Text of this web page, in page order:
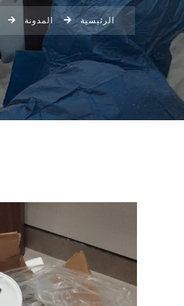
الرئيسية المدونة